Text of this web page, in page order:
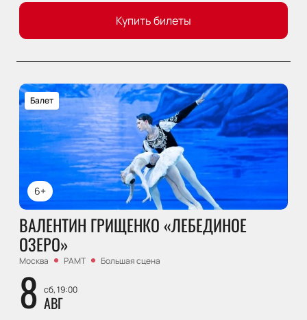
Купить билеты
6+
Балет
ВАЛЕНТИН ГРИЩЕНКО «ЛЕБЕДИНОЕ
ОЗЕРО»
Москва РАМТ Большая сцена
8 сб, 19:00
АВГ